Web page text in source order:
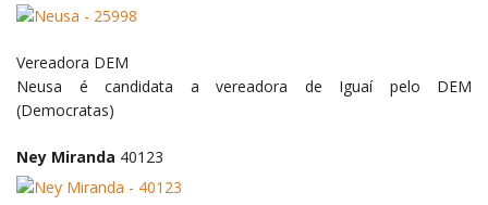
Vereadora DEM
Neusa é candidata a vereadora de Iguaí pelo DEM
(Democratas)
Ney Miranda 40123